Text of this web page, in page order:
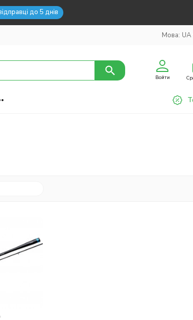
до 5 днів
Мова: UA
Войти